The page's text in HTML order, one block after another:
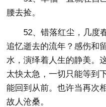
腰去捡。
52、错落红尘，几度
追忆逝去的流年？感伤和
水，演绎着人生的静美。
太快太急，一切只能等到
能回到从前。也许当再次
故人沧桑。